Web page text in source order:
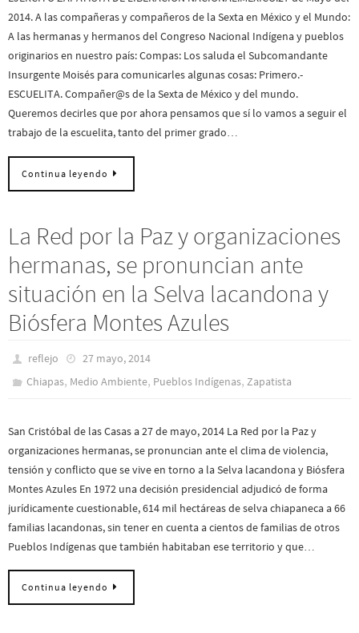
2014. A las compañeras y compañeros de la Sexta en México y el Mundo:
A las hermanas y hermanos del Congreso Nacional Indígena y pueblos
originarios en nuestro país: Compas: Los saluda el Subcomandante
Insurgente Moisés para comunicarles algunas cosas: Primero.-
ESCUELITA. Compañer@s de la Sexta de México y del mundo.
Queremos decirles que por ahora pensamos que sí lo vamos a seguir el
trabajo de la escuelita, tanto del primer grado…
Continua leyendo
La Red por la Paz y organizaciones
hermanas, se pronuncian ante
situación en la Selva lacandona y
Biósfera Montes Azules
reflejo
27 mayo, 2014
Chiapas, Medio Ambiente, Pueblos Indí­genas, Zapatista
San Cristóbal de las Casas a 27 de mayo, 2014 La Red por la Paz y
organizaciones hermanas, se pronuncian ante el clima de violencia,
tensión y conflicto que se vive en torno a la Selva lacandona y Biósfera
Montes Azules En 1972 una decisión presidencial adjudicó de forma
jurídicamente cuestionable, 614 mil hectáreas de selva chiapaneca a 66
familias lacandonas, sin tener en cuenta a cientos de familias de otros
Pueblos Indígenas que también habitaban ese territorio y que…
Continua leyendo